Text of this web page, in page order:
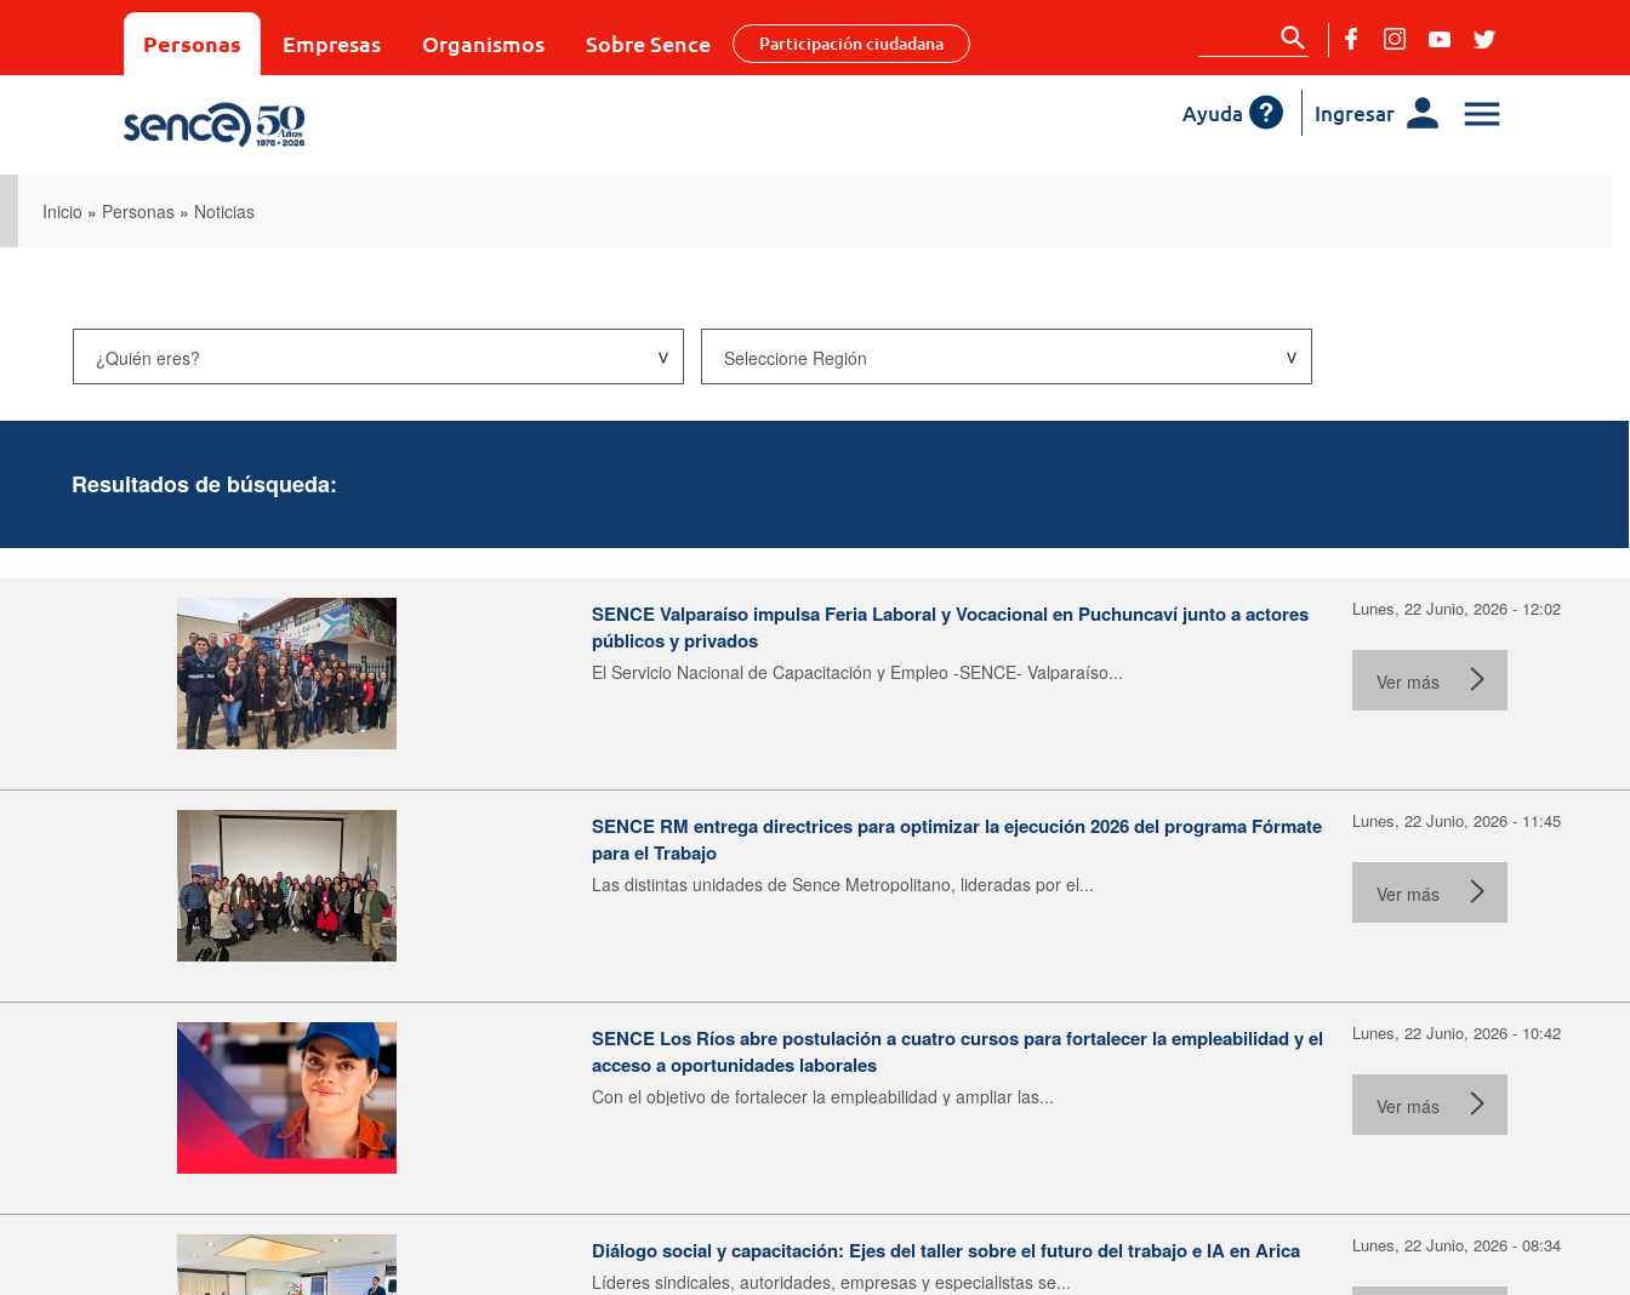
Personas Empresas Organismos Sobre Sence Participación ciudadana
Ingresar
Ayuda
Inicio » Personas » Noticias
Resultados de búsqueda:
SENCE Valparaíso impulsa Feria Laboral y Vocacional en Puchuncaví junto a actores
públicos y privados
El Servicio Nacional de Capacitación y Empleo -SENCE- Valparaíso...
Lunes, 22 Junio, 2026 - 12:02
Ver más
SENCE RM entrega directrices para optimizar la ejecución 2026 del programa Fórmate
para el Trabajo
Las distintas unidades de Sence Metropolitano, lideradas por el...
Lunes, 22 Junio, 2026 - 11:45
Ver más
SENCE Los Ríos abre postulación a cuatro cursos para fortalecer la empleabilidad y el
acceso a oportunidades laborales
Con el objetivo de fortalecer la empleabilidad y ampliar las...
Lunes, 22 Junio, 2026 - 10:42
Ver más
Diálogo social y capacitación: Ejes del taller sobre el futuro del trabajo e IA en Arica
Líderes sindicales, autoridades, empresas y especialistas se...
Lunes, 22 Junio, 2026 - 08:34